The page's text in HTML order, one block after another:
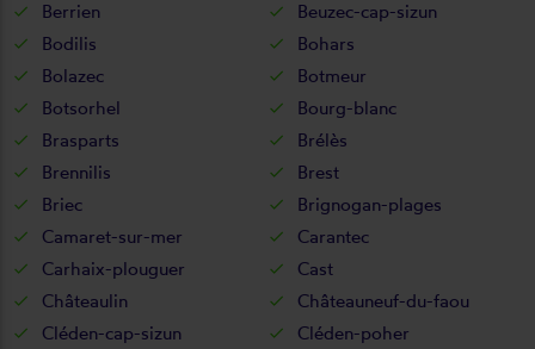
Berrien
Beuzec-cap-sizun
Bodilis
Bohars
Bolazec
Botmeur
Botsorhel
Bourg-blanc
Brasparts
Brélès
Brennilis
Brest
Briec
Brignogan-plages
Camaret-sur-mer
Carantec
Carhaix-plouguer
Cast
Châteaulin
Châteauneuf-du-faou
Cléden-cap-sizun
Cléden-poher